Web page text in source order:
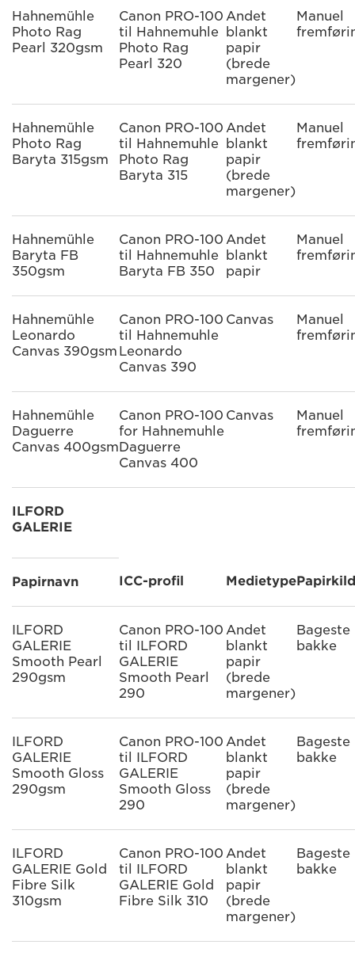
Hahnemühle
Photo Rag
Pearl 320gsm
Canon PRO-100
til Hahnemuhle
Photo Rag
Pearl 320
Andet
blankt
papir
(brede
margener)
Manuel
Hahnemühle
Photo Rag
Baryta 315gsm
Canon PRO-100
til Hahnemuhle
Photo Rag
Baryta 315
Andet
blankt
papir
(brede
margener)
Manuel
Hahnemühle
Baryta FB
350gsm
Canon PRO-100
til Hahnemuhle
Baryta FB 350
Andet
blankt
papir
Manuel
Hahnemühle
Leonardo
Canvas 390gsm
Canon PRO-100
til Hahnemuhle
Leonardo
Canvas 390
Canvas
Manuel
Hahnemühle
Daguerre
Canvas 400gsm
Canon PRO-100
for Hahnemuhle
Daguerre
Canvas 400
Canvas
Manuel
ILFORD
GALERIE
Papirnavn ICC-profil Medietype
ILFORD
GALERIE
Smooth Pearl
290gsm
Canon PRO-100
til ILFORD
GALERIE
Smooth Pearl
290
Andet
blankt
papir
(brede
margener)
Bageste
bakke
ILFORD
GALERIE
Smooth Gloss
290gsm
Canon PRO-100
til ILFORD
GALERIE
Smooth Gloss
290
Andet
blankt
papir
(brede
margener)
Bageste
bakke
ILFORD
GALERIE Gold
Fibre Silk
310gsm
Canon PRO-100
til ILFORD
GALERIE Gold
Fibre Silk 310
Andet
blankt
papir
(brede
margener)
Bageste
bakke